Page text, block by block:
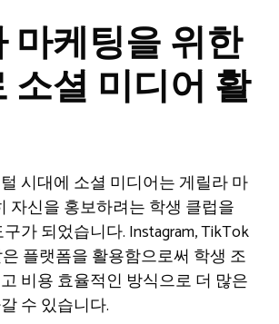
마케팅을 위한
소셜 미디어 활
시대에 소셜 미디어는 게릴라 마
자신을 홍보하려는 학생 클럽을
가 되었습니다. Instagram, TikTok
플랫폼을 활용함으로써 학생 조
비용 효율적인 방식으로 더 많은
수 있습니다.